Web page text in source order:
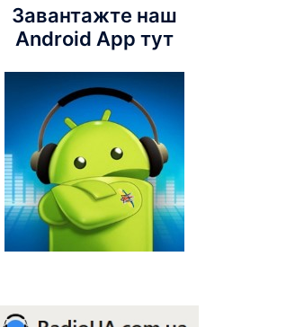
Завантажте наш
Android App тут